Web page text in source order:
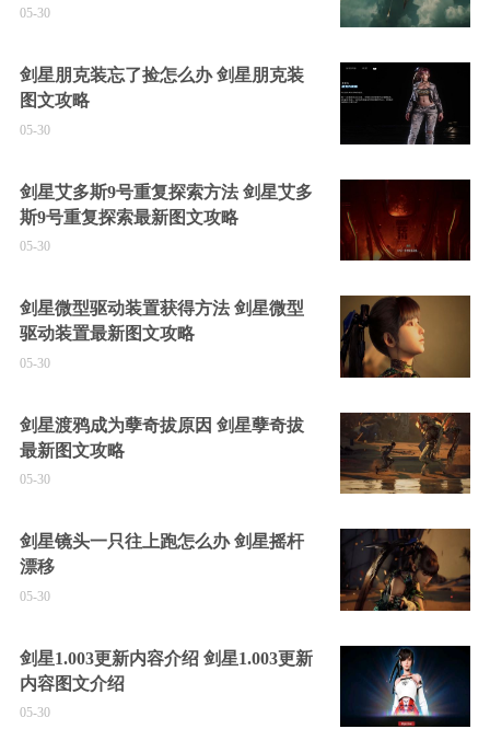
05-30
剑星朋克装忘了捡怎么办 剑星朋克装
图文攻略
05-30
剑星艾多斯9号重复探索方法 剑星艾多
斯9号重复探索最新图文攻略
05-30
剑星微型驱动装置获得方法 剑星微型
驱动装置最新图文攻略
05-30
剑星渡鸦成为孽奇拔原因 剑星孽奇拔
最新图文攻略
05-30
剑星镜头一只往上跑怎么办 剑星摇杆
漂移
05-30
剑星1.003更新内容介绍 剑星1.003更新
内容图文介绍
05-30